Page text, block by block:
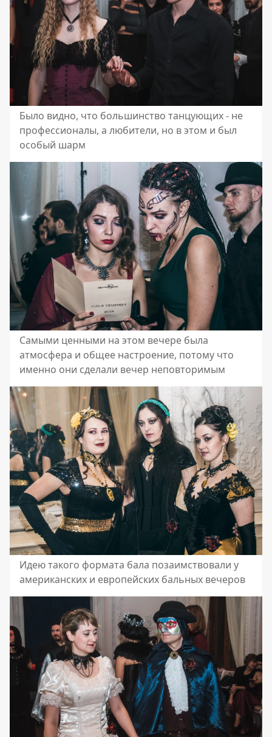
Было видно, что большинство танцующих - не
профессионалы, а любители, но в этом и был
особый шарм
Самыми ценными на этом вечере была
атмосфера и общее настроение, потому что
именно они сделали вечер неповторимым
Идею такого формата бала позаимствовали у
американских и европейских бальных вечеров